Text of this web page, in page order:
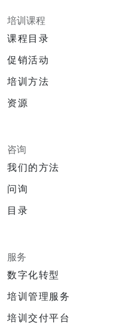
培训课程
课程目录
促销活动
培训方法
资源
咨询
我们的方法
问询
目录
服务
数字化转型
培训管理服务
培训交付平台